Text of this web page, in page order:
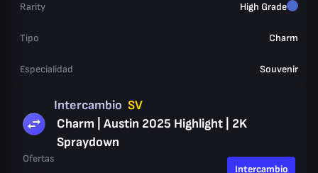
Rarity High Grade
Tipo Charm
Especialidad Souvenir
Intercambio SV
Charm | Austin 2025 Highlight | 2K
Spraydown
Ofertas
Intercambio